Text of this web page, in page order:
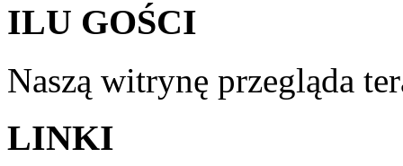
ILU GOŚCI
Naszą witrynę przegląda
LINKI